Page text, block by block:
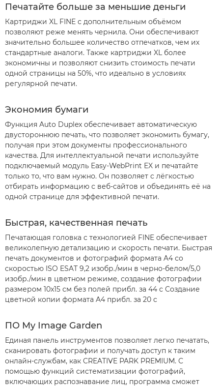
Печатайте больше за меньшие деньги
Картриджи XL FINE с дополнительным объёмом
позволяют реже менять чернила. Они обеспечивают
значительно большее количество отпечатков, чем их
стандартные аналоги. Также картриджи XL более
экономичны и позволяют снизить стоимость печати
одной страницы на 50%, что идеально в условиях
регулярной печати.
Экономия бумаги
Функция Auto Duplex обеспечивает автоматическую
двустороннюю печать, что позволяет экономить бумагу,
получая при этом документы профессионального
качества. Для интеллектуальной печати используйте
подключаемый модуль Easy-WebPrint EX и печатайте
только то, что вам нужно. Он позволяет с лёгкостью
отбирать информацию с веб-сайтов и объединять её на
одной странице для эффективной печати.
Быстрая, качественная печать
Печатающая головка с технологией FINE обеспечивает
великолепную детализацию и скорость печати. Быстрая
печать документов и фотографий формата A4 со
скоростью ISO ESAT 9,2 изобр./мин в черно-белом/5,0
изобр./мин в цветном режиме, создание фотографии
размером 10x15 см без полей прибл. за 44 с Создание
цветной копии формата A4 прибл. за 20 с
ПО My Image Garden
Единая панель инструментов позволяет легко печатать,
сканировать фотографии и получать доступ к таким
онлайн-службам, как CREATIVE PARK PREMIUM. С
помощью функций систематизации фотографий,
включающих распознавание лиц, программа сможет